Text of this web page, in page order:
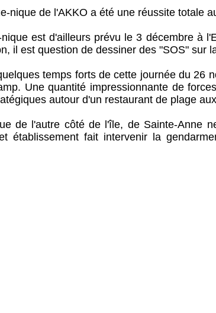
nique de l'AKKO a été une réussite totale
est d'ailleurs prévu le 3 décembre à
il est question de dessiner des "SOS" sur
temps forts de cette journée du 26
Une quantité impressionnante de
autour d'un restaurant de plage
de l'autre côté de l'île, de Sainte-Anne
établissement fait intervenir la